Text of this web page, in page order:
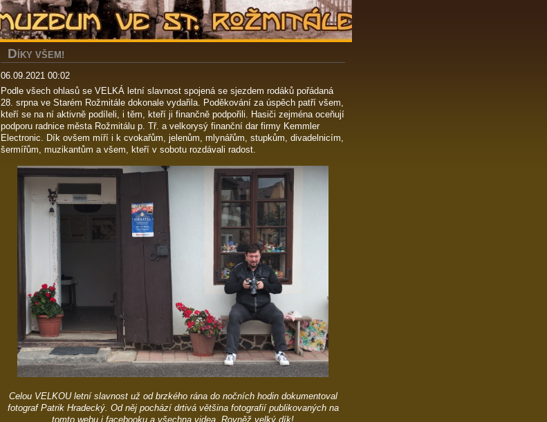
D ÍKY VŠEM!
06.09.2021 00:02
Podle všech ohlasů se VELKÁ letní slavnost spojená se sjezdem rodáků pořádaná
28. srpna ve Starém Rožmitále dokonale vydařila. Poděkování za úspěch patří všem,
kteří se na ní aktivně podíleli, i těm, kteří ji finančně podpořili. Hasiči zejména oceňují
podporu radnice města Rožmitálu p. Tř. a velkorysý finanční dar firmy Kemmler
Electronic. Dík ovšem míří i k cvokařům, jelenům, mlynářům, stupkům, divadelnicím,
šermířům, muzikantům a všem, kteří v sobotu rozdávali radost.
Celou VELKOU letní slavnost už od brzkého rána do nočních hodin dokumentoval
fotograf Patrik Hradecký. Od něj pochází drtivá většina fotografií publikovaných na
tomto webu i facebooku a všechna videa. Rovněž velký dík!